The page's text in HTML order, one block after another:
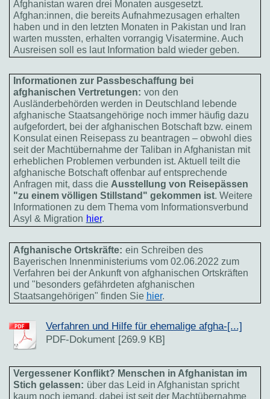
Afghanistan waren drei Monaten ausgesetzt.
Afghan:innen, die bereits Aufnahmezusagen erhalten
haben und in den letzten Monaten in Pakistan und Iran
warten mussten, erhalten vorrangig Visatermine. Auch
Ausreisen soll es laut Information bald wieder geben.
Informationen zur Passbeschaffung bei
afghanischen Vertretungen: von den
Ausländerbehörden werden in Deutschland lebende
afghanische Staatsangehörige noch immer häufig dazu
aufgefordert, bei der afghanischen Botschaft bzw. einem
Konsulat einen Reisepass zu beantragen – obwohl dies
seit der Machtübernahme der Taliban in Afghanistan mit
erheblichen Problemen verbunden ist. Aktuell teilt die
afghanische Botschaft offenbar auf entsprechende
Anfragen mit, dass die Ausstellung von Reisepässen
"zu einem völligen Stillstand" gekommen ist. Weitere
Informationen zu dem Thema vom Informationsverbund
Asyl & Migration hier.
Afghanische Ortskräfte: ein Schreiben des
Bayerischen Innenministeriums vom 02.06.2022 zum
Verfahren bei der Ankunft von afghanischen Ortskräften
und "besonders gefährdeten afghanischen
Staatsangehörigen" finden Sie hier.
Verfahren und Hilfe für ehemalige afgha-[...]
PDF-Dokument [269.9 KB]
Vergessener Konflikt? Menschen in Afghanistan im
Stich gelassen: über das Leid in Afghanistan spricht
kaum noch jemand, dabei ist seit der Machtübernahme